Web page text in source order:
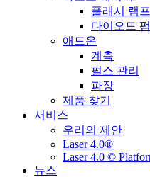
플래시 램
다이오드
애드온
계측
펄스 관리
파장
제품 찾기
서비스
우리의 제안
Laser 4.0®
Laser 4.0 ©
뉴스